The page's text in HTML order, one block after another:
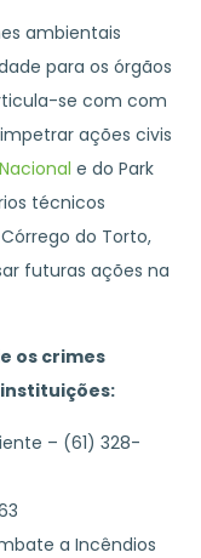
ambientais
para os órgãos
se com com
ações civis
e do Park
técnicos
do Torto,
futuras ações na
os crimes
– (61) 328-
a Incêndios